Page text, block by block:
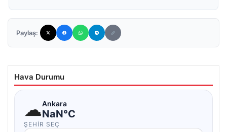
Paylaş:
Hava Durumu
☁Ankara
NaN°C
ŞEHIR SEÇ